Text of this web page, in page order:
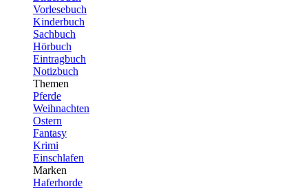
Vorlesebuch
Kinderbuch
Sachbuch
Hörbuch
Eintragbuch
Notizbuch
Themen
Pferde
Weihnachten
Ostern
Fantasy
Krimi
Einschlafen
Marken
Haferhorde